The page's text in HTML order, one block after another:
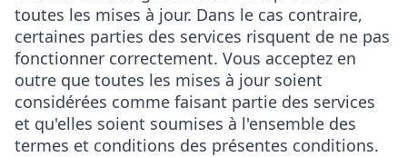
toutes les mises à jour. Dans le cas contraire,
certaines parties des services risquent de ne pas
fonctionner correctement. Vous acceptez en
outre que toutes les mises à jour soient
considérées comme faisant partie des services
et qu'elles soient soumises à l'ensemble des
termes et conditions des présentes conditions.